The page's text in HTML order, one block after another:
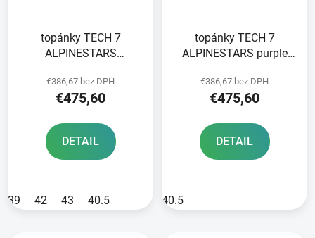
topánky TECH 7
ALPINESTARS
€386,67 bez DPH
€475,60
DETAIL
39 42 43 40.5
topánky TECH 7
ALPINESTARS purple
€386,67 bez DPH
€475,60
DETAIL
40.5